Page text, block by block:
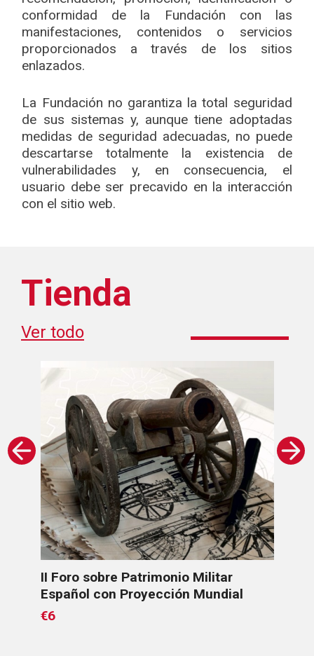
conformidad de la Fundación con las
manifestaciones, contenidos o servicios
proporcionados a través de los sitios
enlazados.
La Fundación no garantiza la total seguridad
de sus sistemas y, aunque tiene adoptadas
medidas de seguridad adecuadas, no puede
descartarse totalmente la existencia de
vulnerabilidades y, en consecuencia, el
usuario debe ser precavido en la interacción
con el sitio web.
Tienda
Ver todo
II Foro sobre Patrimonio Militar
Español con Proyección Mundial
€6